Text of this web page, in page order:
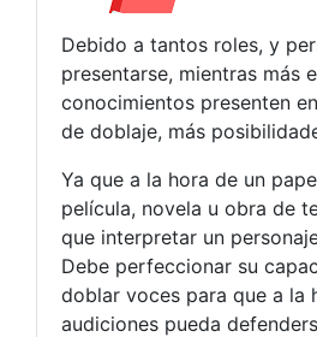
Debido a tantos roles, y
presentarse, mientras más
conocimientos presenten
de doblaje, más
Ya que a la hora de un
película, novela u obra de
que interpretar un
Debe perfeccionar su
doblar voces para que a la
audiciones pueda